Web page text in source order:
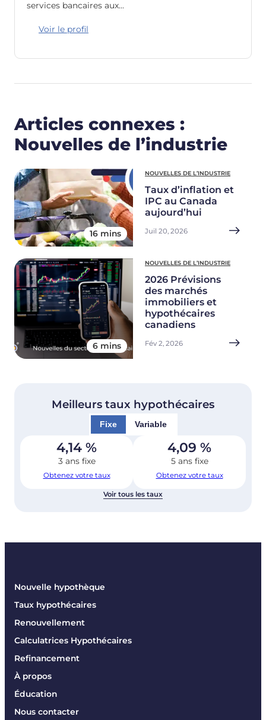
services bancaires aux…
Voir le profil
Articles connexes :
Nouvelles de l’industrie
16 mins
NOUVELLES DE L’INDUSTRIE
Taux d’inflation et
IPC au Canada
aujourd’hui
Juil 20, 2026
6 mins
NOUVELLES DE L’INDUSTRIE
2026 Prévisions
des marchés
immobiliers et
hypothécaires
canadiens
Fév 2, 2026
Meilleurs taux hypothécaires
Fixe Variable
4,14 %
3 ans fixe
Obtenez votre taux
4,09 %
5 ans fixe
Obtenez votre taux
Voir tous les taux
Nouvelle hypothèque
Taux hypothécaires
Renouvellement
Calculatrices Hypothécaires
Refinancement
À propos
Éducation
Nous contacter